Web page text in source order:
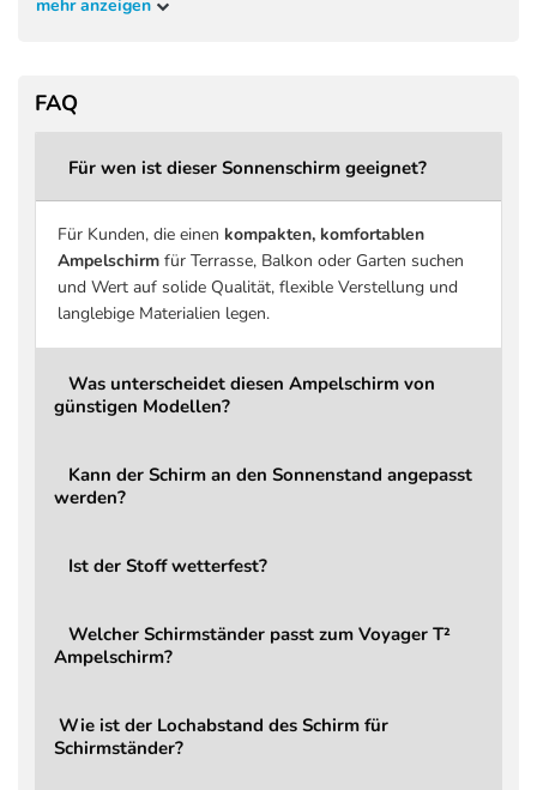
Höhe geschlossen
Kopffreiheit
Griff
Druckguss Aluminium, ergonomisch
Schirmbezug
Polyestergewebe
Stoffdichte
220 g/m² Polyester™
Stoffklasse
2 Basic
UV-Schutz
bis zu 96 % UV-Schutz
Windbelastung
Bei aufkommendem Wind schließen
Öffnen / Schließen
Kurbelmechanismus
Kraftaufwand
Leichtgängige, komfortable
Mast
7,0 × 4,5 cm
Gewicht Schirm
mehr anzeigen
FAQ
Für wen ist dieser Sonnenschirm geeignet?
Für Kunden, die einen kompakten, komfortablen
Ampelschirmfür Terrasse, Balkon oder Garten suchen
und Wert auf solide Qualität, flexible Verstellung und
langlebige Materialien legen.
Was unterscheidet diesen Ampelschirm von
günstigen Modellen?
Kann der Schirm an den Sonnenstand angepasst
werden?
Ist der Stoff wetterfest?
Welcher Schirmständer passt zum Voyager T²
Ampelschirm?
Wie ist der Lochabstand des Schirm für
Schirmständer?